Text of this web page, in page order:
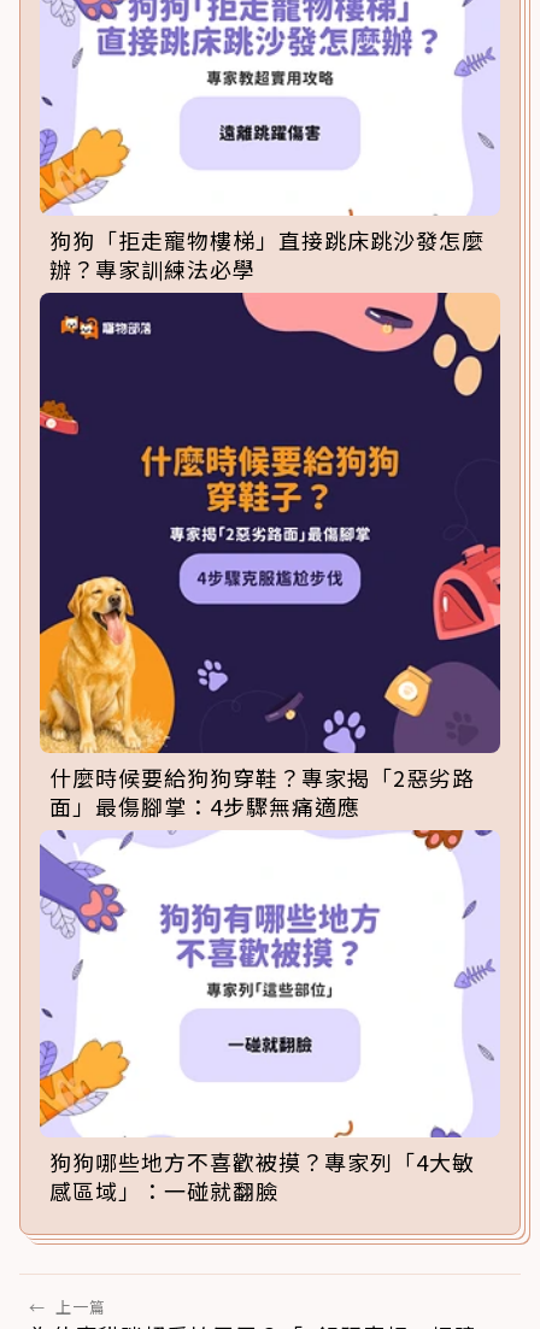
狗狗「拒走寵物樓梯」直接跳床跳沙發怎麼
辦？專家訓練法必學
什麼時候要給狗狗穿鞋？專家揭「2惡劣路
面」最傷腳掌：4步驟無痛適應
狗狗哪些地方不喜歡被摸？專家列「4大敏
感區域」：一碰就翻臉
← 上一篇